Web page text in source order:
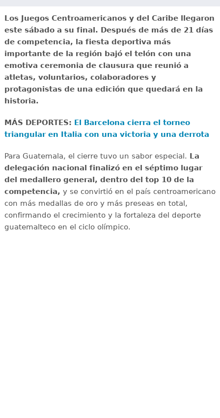
Los Juegos Centroamericanos y del Caribe llegaron
este sábado a su final. Después de más de 21 días
de competencia, la fiesta deportiva más
importante de la región bajó el telón con una
emotiva ceremonia de clausura que reunió a
atletas, voluntarios, colaboradores y
protagonistas de una edición que quedará en la
historia.
MÁS DEPORTES: El Barcelona cierra el torneo
triangular en Italia con una victoria y una derrota
Para Guatemala, el cierre tuvo un sabor especial. La
delegación nacional finalizó en el séptimo lugar
del medallero general, dentro del top 10 de la
competencia, y se convirtió en el país centroamericano
con más medallas de oro y más preseas en total,
confirmando el crecimiento y la fortaleza del deporte
guatemalteco en el ciclo olímpico.